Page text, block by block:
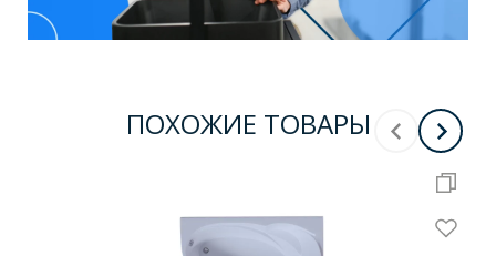
ПОХОЖИЕ ТОВАРЫ